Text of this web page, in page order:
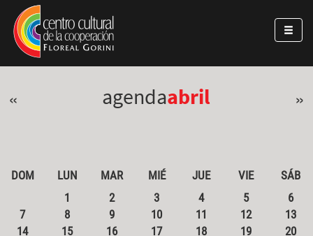
Pasar al contenido principal
Jump to main content
« agendaabril »
DOM LUN MAR MIÉ JUE VIE
SÁB
1
2 3 4 5
6
7
8 9 10 11 12
13
14
15 16 17 18 19
20